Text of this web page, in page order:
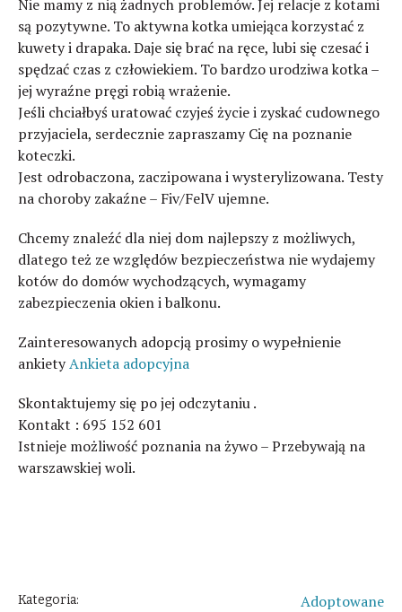
Nie mamy z nią żadnych problemów. Jej relacje z kotami
są pozytywne. To aktywna kotka umiejąca korzystać z
kuwety i drapaka. Daje się brać na ręce, lubi się czesać i
spędzać czas z człowiekiem. To bardzo urodziwa kotka –
jej wyraźne pręgi robią wrażenie.
Jeśli chciałbyś uratować czyjeś życie i zyskać cudownego
przyjaciela, serdecznie zapraszamy Cię na poznanie
koteczki.
Jest odrobaczona, zaczipowana i wysterylizowana. Testy
na choroby zakaźne – Fiv/FelV ujemne.
Chcemy znaleźć dla niej dom najlepszy z możliwych,
dlatego też ze względów bezpieczeństwa nie wydajemy
kotów do domów wychodzących, wymagamy
zabezpieczenia okien i balkonu.
Zainteresowanych adopcją prosimy o wypełnienie
ankietyAnkieta adopcyjna
Skontaktujemy się po jej odczytaniu .
Kontakt : 695 152 601
Istnieje możliwość poznania na żywo – Przebywają na
warszawskiej woli.
Kategoria: Adoptowane